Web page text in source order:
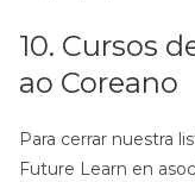
10. Cursos
ao Coreano
Para cerrar nuestra
Future Learn en